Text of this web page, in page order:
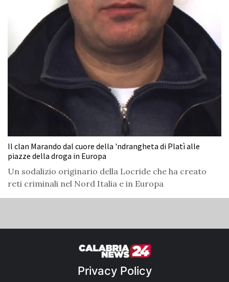
Il clan Marando dal cuore della 'ndrangheta di Platì alle
piazze della droga in Europa
Un sodalizio originario della Locride che ha creato
reti criminali nel Nord Italia e in Europa
Privacy Policy